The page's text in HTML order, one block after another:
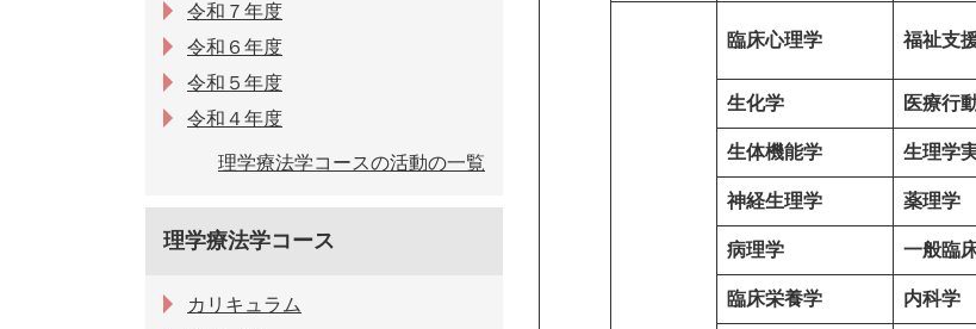
臨床心理学 福祉支
生化学 医療行
生体機能学 生理学
神経生理学 薬理学
病理学 一般臨
臨床栄養学 内科学
令和７年度
令和６年度
令和５年度
令和４年度
理学療法学コースの活動の一覧
理学療法学コース
カリキュラム